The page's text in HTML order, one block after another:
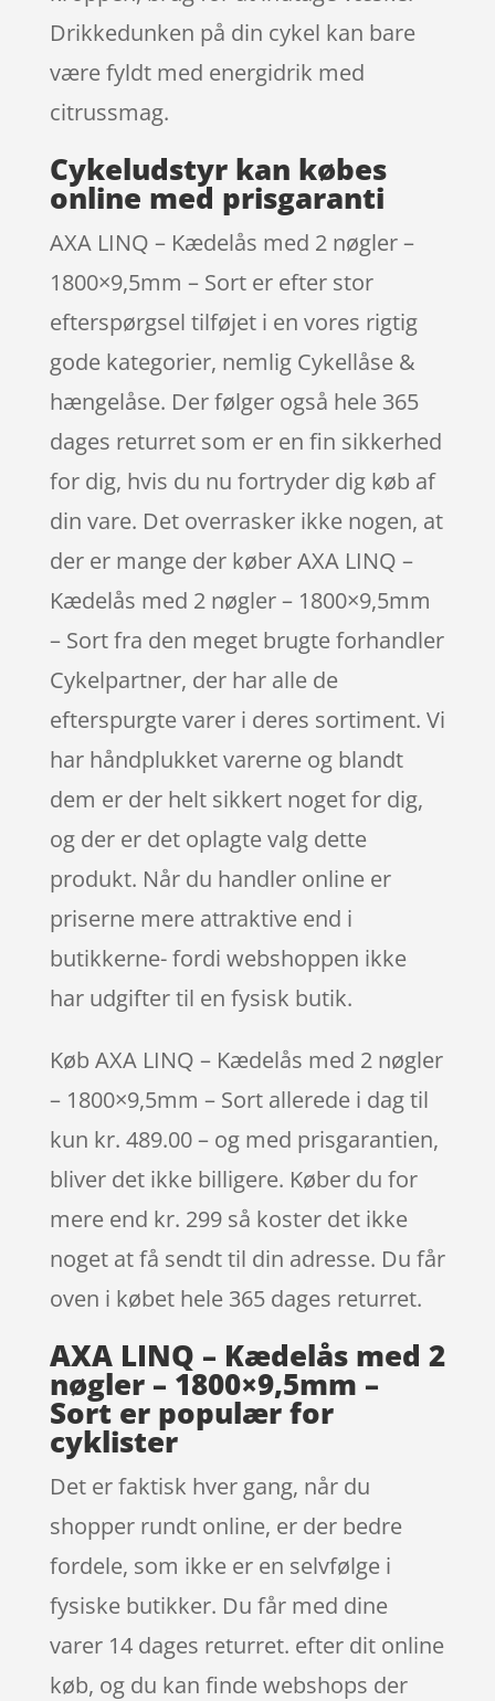
Drikkedunken på din cykel kan bare
være fyldt med energidrik med
citrussmag.
Cykeludstyr kan købes
online med prisgaranti
AXA LINQ – Kædelås med 2 nøgler –
1800×9,5mm – Sort er efter stor
efterspørgsel tilføjet i en vores rigtig
gode kategorier, nemlig Cykellåse &
hængelåse. Der følger også hele 365
dages returret som er en fin sikkerhed
for dig, hvis du nu fortryder dig køb af
din vare. Det overrasker ikke nogen, at
der er mange der køber AXA LINQ –
Kædelås med 2 nøgler – 1800×9,5mm
– Sort fra den meget brugte forhandler
Cykelpartner, der har alle de
efterspurgte varer i deres sortiment. Vi
har håndplukket varerne og blandt
dem er der helt sikkert noget for dig,
og der er det oplagte valg dette
produkt. Når du handler online er
priserne mere attraktive end i
butikkerne- fordi webshoppen ikke
har udgifter til en fysisk butik.
Køb AXA LINQ – Kædelås med 2 nøgler
– 1800×9,5mm – Sort allerede i dag til
kun kr. 489.00 – og med prisgarantien,
bliver det ikke billigere. Køber du for
mere end kr. 299 så koster det ikke
noget at få sendt til din adresse. Du får
oven i købet hele 365 dages returret.
AXA LINQ – Kædelås med 2
nøgler – 1800×9,5mm –
Sort er populær for
cyklister
Det er faktisk hver gang, når du
shopper rundt online, er der bedre
fordele, som ikke er en selvfølge i
fysiske butikker. Du får med dine
varer 14 dages returret. efter dit online
køb, og du kan finde webshops der